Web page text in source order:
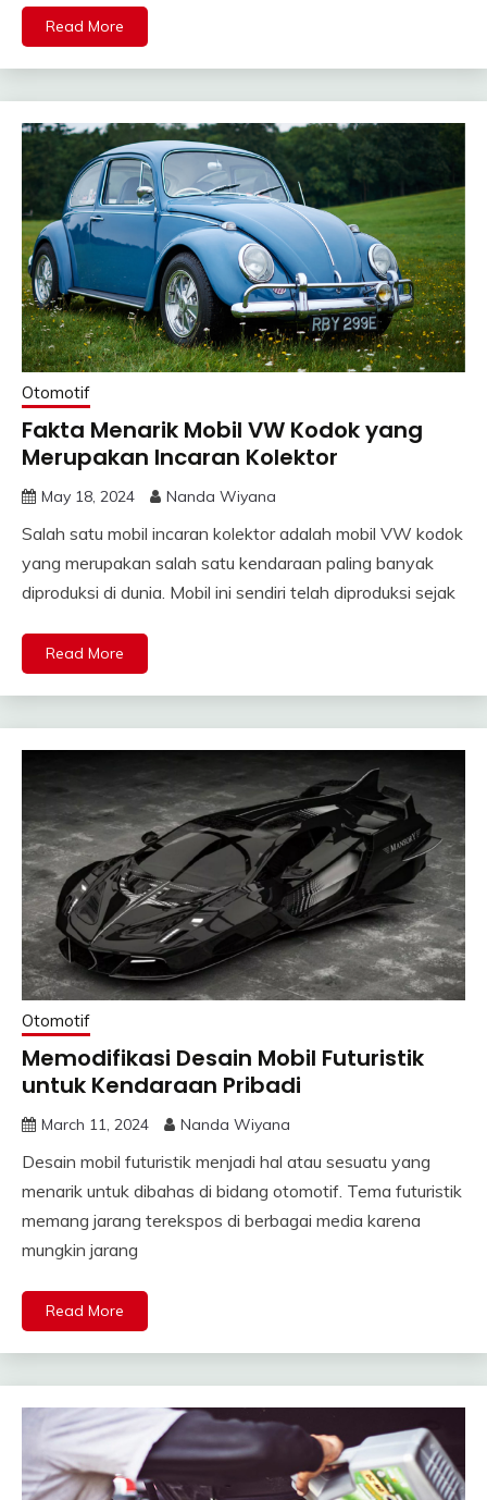
Read More
Otomotif
Fakta Menarik Mobil VW Kodok yang
Merupakan Incaran Kolektor
May 18, 2024 Nanda Wiyana
Salah satu mobil incaran kolektor adalah mobil VW kodok
yang merupakan salah satu kendaraan paling banyak
diproduksi di dunia. Mobil ini sendiri telah diproduksi sejak
Read More
Otomotif
Memodifikasi Desain Mobil Futuristik
untuk Kendaraan Pribadi
March 11, 2024 Nanda Wiyana
Desain mobil futuristik menjadi hal atau sesuatu yang
menarik untuk dibahas di bidang otomotif. Tema futuristik
memang jarang terekspos di berbagai media karena
mungkin jarang
Read More